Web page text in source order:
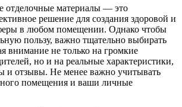
отделочные материалы — это
решение для создания здоровой и
в любом помещении. Однако чтобы
пользу, важно тщательно выбирать
внимание не только на громкие
но и на реальные характеристики,
и отзывы. Не менее важно учитывать
помещения и ваши личные